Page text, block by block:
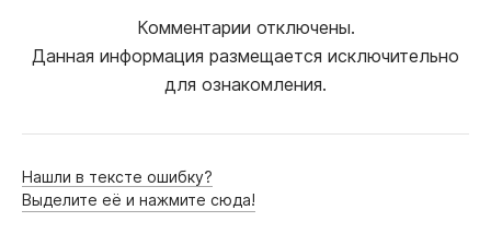
Комментарии отключены.
Данная информация размещается исключительно
для ознакомления.
Нашли в тексте ошибку?
Выделите её и нажмите сюда!